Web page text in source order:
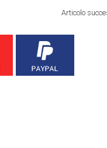
Articolo